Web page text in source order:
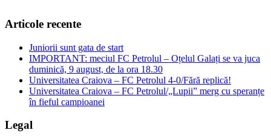
Articole recente
Juniorii sunt gata de start
IMPORTANT: meciul FC Petrolul – Oțelul Galați se va juca
duminică, 9 august, de la ora 18.30
Universitatea Craiova – FC Petrolul 4-0/Fără replică!
Universitatea Craiova – FC Petrolul/„Lupii” merg cu speranțe
în fieful campioanei
Legal